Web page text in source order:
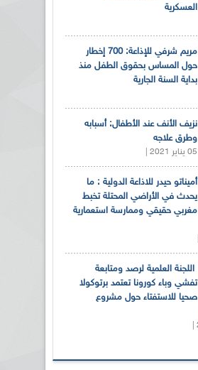
العسكرية
مريم شرفي للإذاعة: 700 إخطار
حول المساس بحقوق الطفل منذ
بداية السنة الجارية
نزيف الأنف عند الأطفال: أسبابه
وطرق علاجه
05 يناير 2021 |
أميناتو حيدر للاذاعة الدولية : ما
يحدث في الأراضي المحتلة تخبط
مغربي حقيقي وممارسة استعمارية
اللجنة العلمية لرصد ومتابعة
تفشي وباء كورونا تعتمد برتوكولا
صحيا للاستفتاء حول مشروع